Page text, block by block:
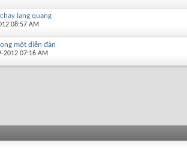
lạng quạng
08:57 AM
một diễn đàn
2012 07:16 AM